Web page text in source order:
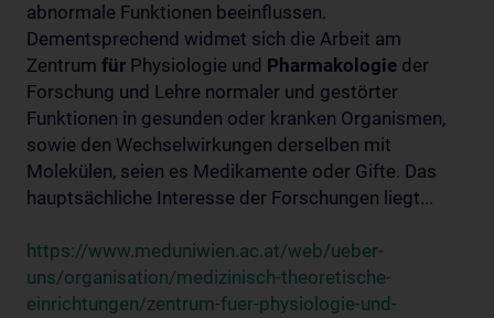
abnormale Funktionen beeinflussen.
Dementsprechend widmet sich die Arbeit am
Zentrum für Physiologie und Pharmakologie der
Forschung und Lehre normaler und gestörter
Funktionen in gesunden oder kranken Organismen,
sowie den Wechselwirkungen derselben mit
Molekülen, seien es Medikamente oder Gifte. Das
hauptsächliche Interesse der Forschungen liegt...
https://www.meduniwien.ac.at/web/ueber-
uns/organisation/medizinisch-theoretische-
einrichtungen/zentrum-fuer-physiologie-und-